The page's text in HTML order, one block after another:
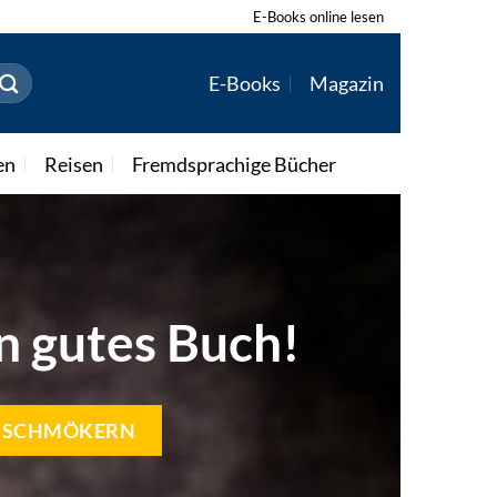
E-Books online lesen
E-Books Magazin
Reisen Fremdsprachige Bücher
gutes Buch!